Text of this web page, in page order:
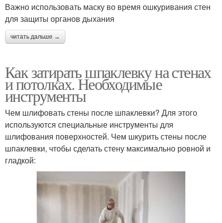
Важно использовать маску во время ошкуривания стен
для защиты органов дыхания
читать дальше →
Как затирать шпаклевку на стенах
и потолках. Необходимые
инструменты
Чем шлифовать стены после шпаклевки? Для этого
используются специальные инструменты для
шлифования поверхностей. Чем шкурить стены после
шпаклевки, чтобы сделать стену максимально ровной и
гладкой: